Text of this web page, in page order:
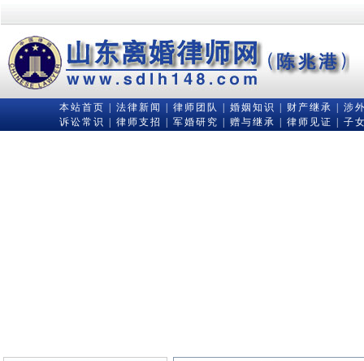
本站首页 法律新闻 律师团队 婚姻知识 财产继承
涉
诉讼常识
律师支招 军婚研究 赠与继承 律师见证 子